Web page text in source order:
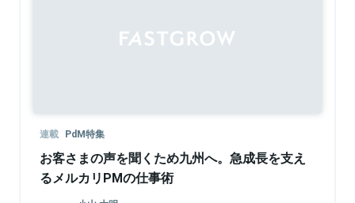
連載 PdM特集
お客さまの声を聞くため九州へ。急成長を支え
るメルカリPMの仕事術